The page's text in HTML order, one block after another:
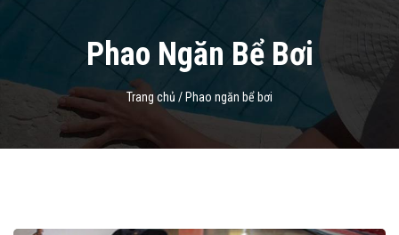
Phao Ngăn Bể Bơi
Trang chủ / Phao ngăn bể bơi